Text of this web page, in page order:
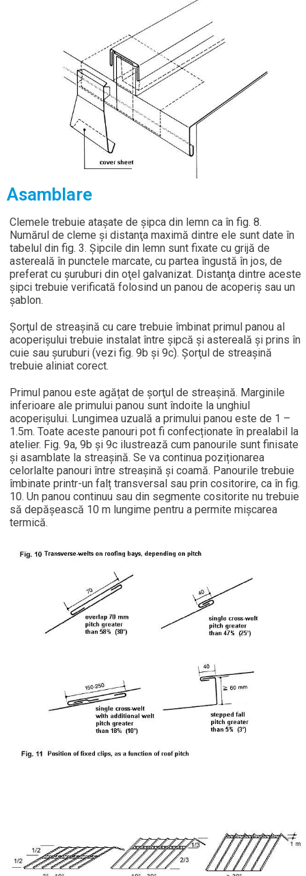
Asamblare
Clemele trebuie ataşate de şipca din lemn ca în fig. 8.
Numărul de cleme şi distanţa maximă dintre ele sunt date în
tabelul din fig. 3. Şipcile din lemn sunt fixate cu grijă de
astereală în punctele marcate, cu partea îngustă în jos, de
preferat cu şuruburi din oţel galvanizat. Distanţa dintre aceste
şipci trebuie verificată folosind un panou de acoperiş sau un
şablon.
Șorţul de streaşină cu care trebuie îmbinat primul panou al
acoperişului trebuie instalat între şipcă şi astereală şi prins în
cuie sau șuruburi (vezi fig. 9b şi 9c). Şorţul de streaşină
trebuie aliniat corect.
Primul panou este agățat de şorţul de streaşină. Marginile
inferioare ale primului panou sunt îndoite la unghiul
acoperişului. Lungimea uzuală a primului panou este de 1 –
1.5m. Toate aceste panouri pot fi confecționate în prealabil la
atelier. Fig. 9a, 9b şi 9c ilustrează cum panourile sunt finisate
şi asamblate la streașină. Se va continua poziționarea
celorlalte panouri între streaşină şi coamă. Panourile trebuie
îmbinate printr-un falț transversal sau prin cositorire, ca în fig.
10. Un panou continuu sau din segmente cositorite nu trebuie
să depăşească 10 m lungime pentru a permite mişcarea
termică.